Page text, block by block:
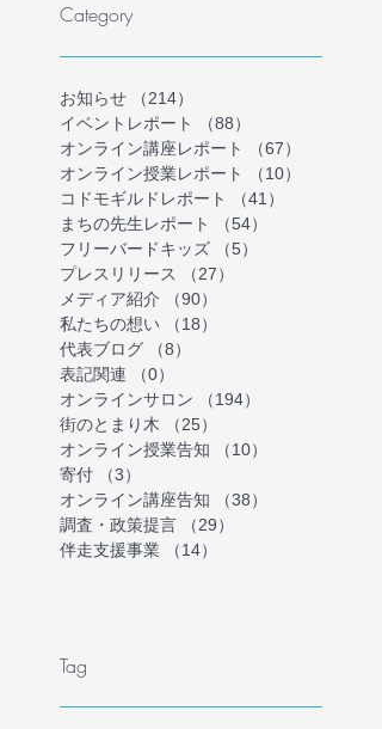
Category
お知らせ （214）
イベントレポート
（88）
オンライン講座レポート
（67）
オンライン授業レポート
（10）
コドモギルドレポート
（41）
まちの先生レポート
（54）
フリーバードキッズ
（5）
プレスリリース
（27）
メディア紹介
（90）
私たちの想い
（18）
代表ブログ
（8）
表記関連
（0）
オンラインサロン
（194）
街のとまり木
（25）
オンライン授業告知
（10）
寄付
（3）
オンライン講座告知
（38）
調査・政策提言
（29）
伴走支援事業
（14）
Tag